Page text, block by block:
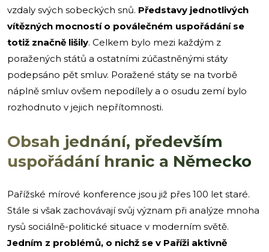
vzdaly svých sobeckých snů. Představy jednotlivých
vítězných mocností o poválečném uspořádání se
totiž značně lišily. Celkem bylo mezi každým z
poražených států a ostatními zúčastněnými státy
podepsáno pět smluv. Poražené státy se na tvorbě
náplně smluv ovšem nepodílely a o osudu zemí bylo
rozhodnuto v jejich nepřítomnosti.
Obsah jednání, především
uspořádání hranic a Německo
Pařížské mírové konference jsou již přes 100 let staré.
Stále si však zachovávají svůj význam při analýze mnoha
rysů sociálně-politické situace v moderním světě.
Jedním z problémů, o nichž se v Paříži aktivně